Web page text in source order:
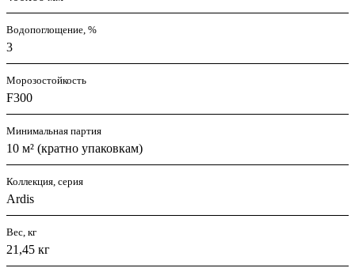
Водопоглощение, %
3
Морозостойкость
F300
Минимальная партия
10 м² (кратно упаковкам)
Коллекция, серия
Ardis
Вес, кг
21,45 кг